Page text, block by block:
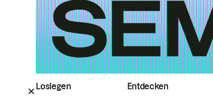
Loslegen Entdecken